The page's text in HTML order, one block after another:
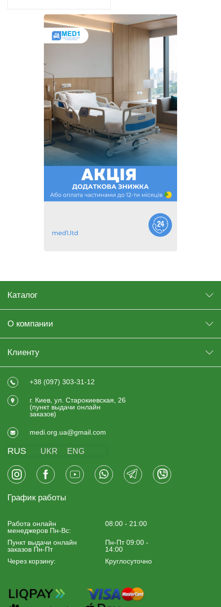
Каталог
О компании
Клиенту
+38 (097) 303-31-12
г. Киев, ул. Старокиевская, 26
(пункт выдачи онлайн
заказов)
medi.org.ua@gmail.com
RUS UKR ENG
График работы
Работа онлайн
менеджеров Пн-Вс:
08:00 - 21:00
Пункт выдачи онлайн
заказов Пн-Пт
Пн-Пт 09:00 -
14:00
Через корзину:
Круглосуточно